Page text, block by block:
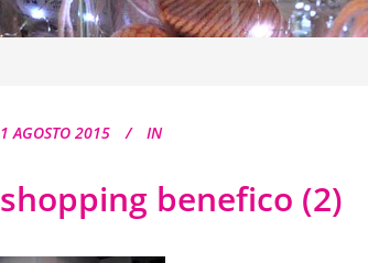
Sensibilizzazione
1 AGOSTO 2015 IN
shopping benefico (2)